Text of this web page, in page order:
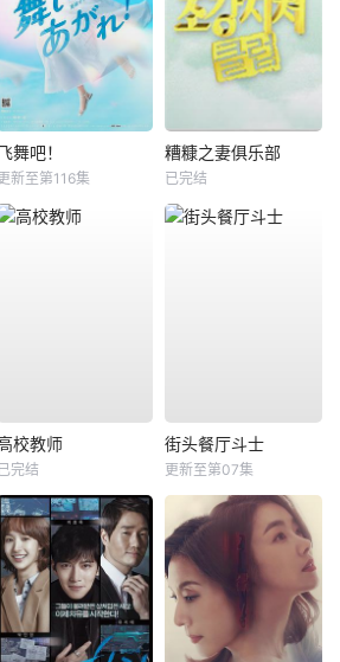
舞吧！
新至第116集
糟糠之妻俱乐部
已完结
校教师
完结
街头餐厅斗士
更新至第07集